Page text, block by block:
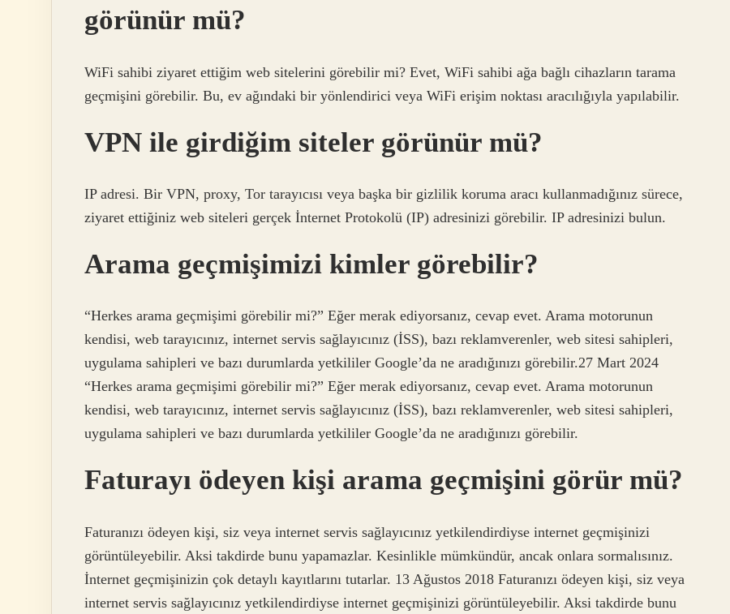
görünür mü?
WiFi sahibi ziyaret ettiğim web sitelerini görebilir mi? Evet, WiFi sahibi ağa bağlı cihazların tarama
geçmişini görebilir. Bu, ev ağındaki bir yönlendirici veya WiFi erişim noktası aracılığıyla yapılabilir.
VPN ile girdiğim siteler görünür mü?
IP adresi. Bir VPN, proxy, Tor tarayıcısı veya başka bir gizlilik koruma aracı kullanmadığınız sürece,
ziyaret ettiğiniz web siteleri gerçek İnternet Protokolü (IP) adresinizi görebilir. IP adresinizi bulun.
Arama geçmişimizi kimler görebilir?
“Herkes arama geçmişimi görebilir mi?” Eğer merak ediyorsanız, cevap evet. Arama motorunun
kendisi, web tarayıcınız, internet servis sağlayıcınız (İSS), bazı reklamverenler, web sitesi sahipleri,
uygulama sahipleri ve bazı durumlarda yetkililer Google’da ne aradığınızı görebilir.27 Mart 2024
“Herkes arama geçmişimi görebilir mi?” Eğer merak ediyorsanız, cevap evet. Arama motorunun
kendisi, web tarayıcınız, internet servis sağlayıcınız (İSS), bazı reklamverenler, web sitesi sahipleri,
uygulama sahipleri ve bazı durumlarda yetkililer Google’da ne aradığınızı görebilir.
Faturayı ödeyen kişi arama geçmişini görür mü?
Faturanızı ödeyen kişi, siz veya internet servis sağlayıcınız yetkilendirdiyse internet geçmişinizi
görüntüleyebilir. Aksi takdirde bunu yapamazlar. Kesinlikle mümkündür, ancak onlara sormalısınız.
İnternet geçmişinizin çok detaylı kayıtlarını tutarlar. 13 Ağustos 2018 Faturanızı ödeyen kişi, siz veya
internet servis sağlayıcınız yetkilendirdiyse internet geçmişinizi görüntüleyebilir. Aksi takdirde bunu